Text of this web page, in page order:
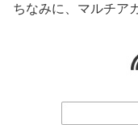
ちなみに、マルチア